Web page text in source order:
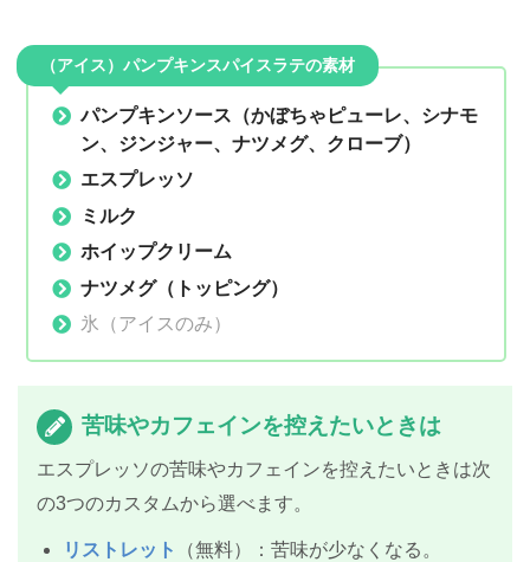
（アイス）パンプキンスパイスラテの素材
パンプキンソース（かぼちゃピューレ、シナモ
ン、ジンジャー、ナツメグ、クローブ）
エスプレッソ
ミルク
ホイップクリーム
ナツメグ（トッピング）
氷（アイスのみ）
苦味やカフェインを控えたいときは
エスプレッソの苦味やカフェインを控えたいときは次
の3つのカスタムから選べます。
リストレット （無料）：苦味が少なくなる。